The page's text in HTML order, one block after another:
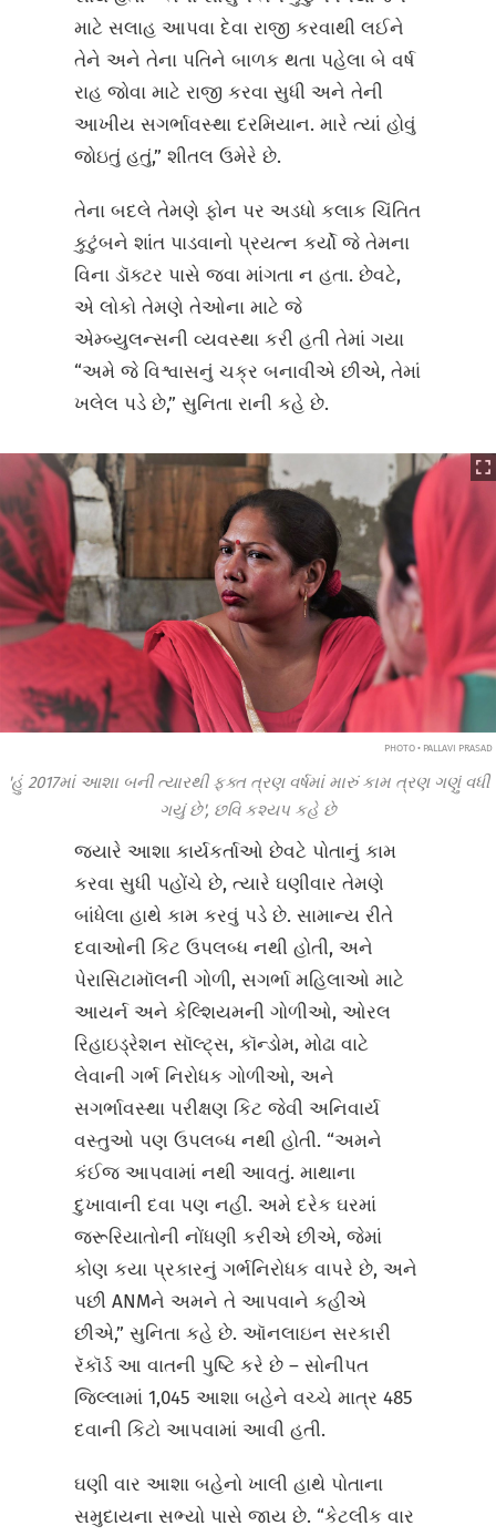
માટે સલાહ આપવા દેવા રાજી કરવાથી લઈને
તેને અને તેના પતિને બાળક થતા પહેલા બે વર્ષ
રાહ જોવા માટે રાજી કરવા સુધી અને તેની
આખીય સગર્ભાવસ્થા દરમિયાન. મારે ત્યાં હોવું
જોઇતું હતું,” શીતલ ઉમેરે છે.
તેના બદલે તેમણે ફોન પર અડધો કલાક ચિંતિત
કુટુંબને શાંત પાડવાનો પ્રયત્ન કર્યો જે તેમના
વિના ડૉક્ટર પાસે જવા માંગતા ન હતા. છેવટે,
એ લોકો તેમણે તેઓના માટે જે
એમ્બ્યુલન્સની વ્યવસ્થા કરી હતી તેમાં ગયા
“અમે જે વિશ્વાસનું ચક્ર બનાવીએ છીએ, તેમાં
ખલેલ પડે છે,” સુનિતા રાની કહે છે.
PHOTO • PALLAVI PRASAD
'હું 2017માં આશા બની ત્યારથી ફક્ત ત્રણ વર્ષમાં મારું કામ ત્રણ ગણું વધી
ગયું છે', છવિ કશ્યપ કહે છે
જ્યારે આશા કાર્યકર્તાઓ છેવટે પોતાનું કામ
કરવા સુધી પહોંચે છે, ત્યારે ઘણીવાર તેમણે
બાંધેલા હાથે કામ કરવું પડે છે. સામાન્ય રીતે
દવાઓની કિટ ઉપલબ્ધ નથી હોતી, અને
પેરાસિટામૉલની ગોળી, સગર્ભા મહિલાઓ માટે
આયર્ન અને કેલ્શિયમની ગોળીઓ, ઓરલ
રિહાઇડ્રેશન સૉલ્ટ્સ, કૉન્ડોમ, મોઢા વાટે
લેવાની ગર્ભ નિરોધક ગોળીઓ, અને
સગર્ભાવસ્થા પરીક્ષણ કિટ જેવી અનિવાર્ય
વસ્તુઓ પણ ઉપલબ્ધ નથી હોતી. “અમને
કંઈજ આપવામાં નથી આવતું. માથાના
દુખાવાની દવા પણ નહીં. અમે દરેક ઘરમાં
જરૂરિયાતોની નોંધણી કરીએ છીએ, જેમાં
કોણ કયા પ્રકારનું ગર્ભનિરોધક વાપરે છે, અને
પછી ANMને અમને તે આપવાને કહીએ
છીએ,” સુનિતા કહે છે. ઑનલાઇન સરકારી
રૅકૉર્ડ આ વાતની પુષ્ટિ કરે છે – સોનીપત
જિલ્લામાં 1,045 આશા બહેને વચ્ચે માત્ર 485
દવાની કિટો આપવામાં આવી હતી.
ઘણી વાર આશા બહેનો ખાલી હાથે પોતાના
સમુદાયના સભ્યો પાસે જાય છે. “કેટલીક વાર